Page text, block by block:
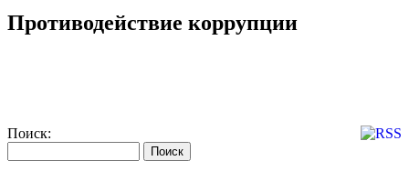
Противодействие коррупции
Поиск: